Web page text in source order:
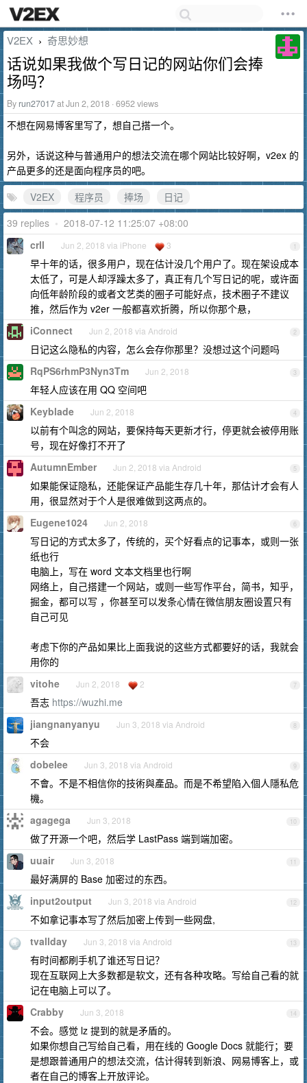
V2EX › 奇思妙想
话说如果我做个写日记的网站你们会捧
场吗？
By run27017at Jun 2, 2018 · 6952 views
不想在网易博客里写了，想自己搭一个。
另外，话说这种与普通用户的想法交流在哪个网站比较好啊，v2ex 的
产品更多的还是面向程序员的吧。
V2EX
程序员 捧场
日记
39 replies • 2018-07-12 11:25:07 +08:00
1
crll Jun 2, 2018 via iPhone 3
早十年的话，很多用户，现在估计没几个用户了。现在架设成本
太低了，可是人却浮躁太多了，真正有几个写日记的呢，或许面
向低年龄阶段的或者文艺类的圈子可能好点，技术圈子不建议
推，然后作为 v2er 一般都喜欢折腾，所以你那个悬，
2
iConnect Jun 2, 2018 via Android
日记这么隐私的内容，怎么会存你那里？没想过这个问题吗
3
RqPS6rhmP3Nyn3Tm Jun 2, 2018
年轻人应该在用 QQ 空间吧
4
Keyblade Jun 2, 2018
以前有个叫念的网站，要保持每天更新才行，停更就会被停用账
号，现在好像打不开了
5
AutumnEmber Jun 2, 2018 via Android
如果能保证隐私，还能保证产品能生存几十年，那估计才会有人
用，很显然对于个人是很难做到这两点的。
6
Eugene1024 Jun 2, 2018
写日记的方式太多了，传统的，买个好看点的记事本，或则一张
纸也行
电脑上，写在 word 文本文档里也行啊
网络上，自己搭建一个网站，或则一些写作平台，简书，知乎，
掘金，都可以写 ，你甚至可以发条心情在微信朋友圈设置只有
自己可见
考虑下你的产品如果比上面我说的这些方式都要好的话，我就会
用你的
7
vitohe Jun 2, 2018 2
吾志 https://wuzhi.me
8
jiangnanyanyu Jun 3, 2018 via Android
不会
9
dobelee Jun 3, 2018 via Android
不會。不是不相信你的技術與產品。而是不希望陷入個人隱私危
機。
10
agagega Jun 3, 2018
做了开源一个吧，然后学 LastPass 端到端加密。
11
uuair Jun 3, 2018
最好满屏的 Base 加密过的东西。
12
input2output Jun 3, 2018 via Android
不如拿记事本写了然后加密上传到一些网盘,
13
tvallday Jun 3, 2018 via Android
有时间都刷手机了谁还写日记？
现在互联网上大多数都是软文，还有各种攻略。写给自己看的就
记在电脑上可以了。
14
Crabby Jun 3, 2018
不会。感觉 lz 提到的就是矛盾的。
如果你想自己写给自己看，用在线的 Google Docs 就能行；要
是想跟普通用户的想法交流，估计得转到新浪、网易博客上，或
者在自己的博客上开放评论。